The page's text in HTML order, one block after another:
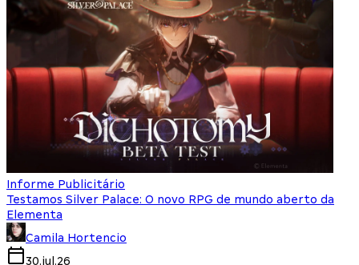
Informe Publicitário
Testamos Silver Palace: O novo RPG de mundo aberto da
Elementa
Camila Hortencio
30.jul.26